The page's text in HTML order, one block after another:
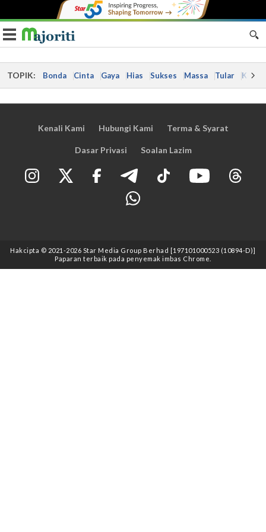
Toggle navigation
TOPIK: Bonda Cinta Gaya Hias Sukses Massa Tular Kes
Kenali Kami Hubungi Kami Terma & Syarat
Dasar Privasi Soalan Lazim
Hakcipta © 2021 -2026 Star Media Group Berhad [197101000523 (10894-D)]
Paparan terbaik pada penyemak imbas Chrome.